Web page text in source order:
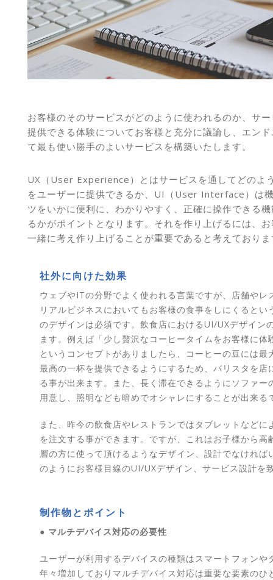
お客様のそのサービスがどのように使われるのか、サ
提供できる体験についてお客様と充分に議論し、エン
て最も使い勝手のよいサービスを構築いたします。
UX（User Experience）とはサービスを通してどのよ
をユーザーに提供できるか、UI（User Interface）は
ツをいかに便利に、わかりやすく、正確に操作できる
るかがポイントとなります。それを作り上げるには、
一緒に考え作り上げることが重要であると考えており
社外に向けた効果
ウェブやITの分野でよく使われる言葉ですが、店舗やレ
リアルビジネスにおいてもお客様の食事をしにくるとい
のデザインは必須です。飲食店におけるUI/UXデザイン
ます。例えば「少し贅沢なコーヒータイムをお客様に体
というコンセプトがありましたら、コーヒーの豆には最
最高の一杯を提供できるようにするため、バリスタを店
る事が出来ます。また、長く滞在できるようにソファー
用意し、照明なども暗めでオシャレにすることが出来る
また、昨今の飲食店やレストランではタブレットなどに
を注文する事ができます。ですが、これはお子様から高
層の方に使って頂けるようなデザイン、設計でなければ
のようにお客様目線のUI/UXデザイン、サービス設計を
制作物とポイント
● マルチデバイス対応の必要性
ユーザーが利用するデバイスの種類はスマートフォンや
年々増加しておりマルチデバイス対応は重要な要素のひ